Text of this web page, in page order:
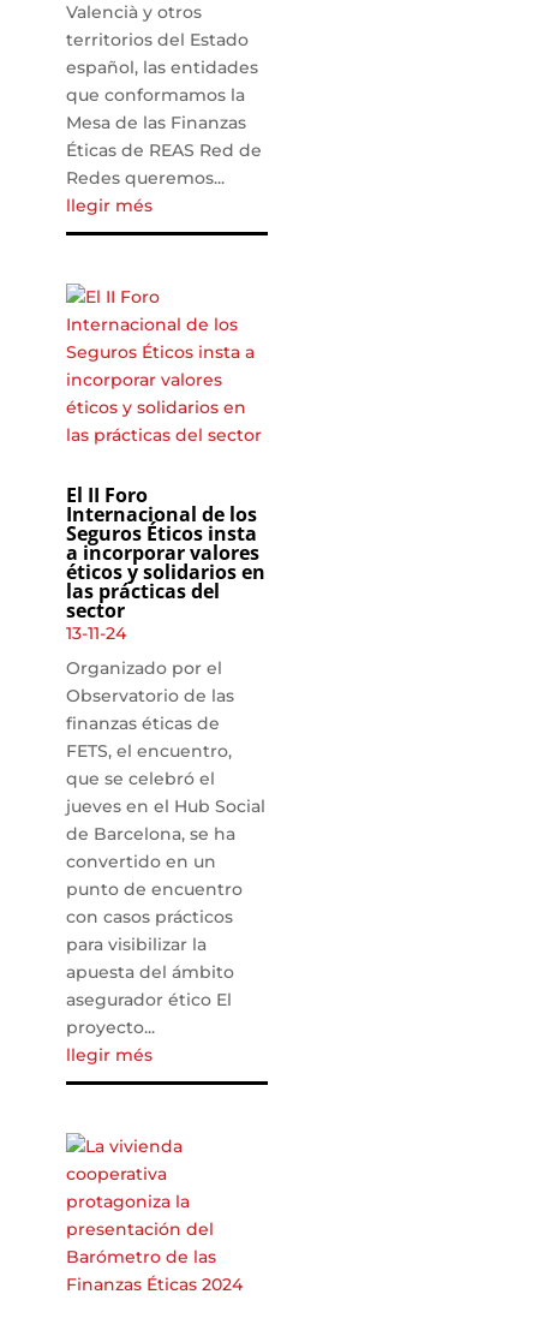
Valencià y otros
territorios del Estado
español, las entidades
que conformamos la
Mesa de las Finanzas
Éticas de REAS Red de
Redes queremos...
llegir més
El II Foro
Internacional de los
Seguros Éticos insta
a incorporar valores
éticos y solidarios en
las prácticas del
sector
13-11-24
Organizado por el
Observatorio de las
finanzas éticas de
FETS, el encuentro,
que se celebró el
jueves en el Hub Social
de Barcelona, ​​se ha
convertido en un
punto de encuentro
con casos prácticos
para visibilizar la
apuesta del ámbito
asegurador ético El
proyecto...
llegir més